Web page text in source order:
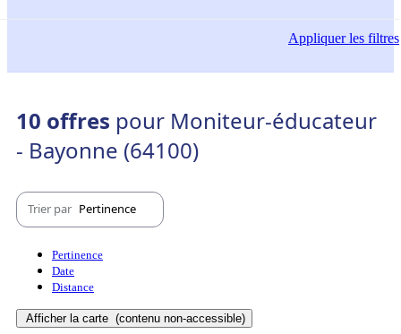
Appliquerles filtres
10 offres pour Moniteur-éducateur
- Bayonne (64100)
Trier par Pertinence
Pertinence
Date
Distance
Afficher la carte (contenu non-accessible)